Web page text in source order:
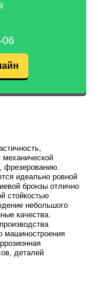
фрезерованию.
идеально ровной
бронзы отлично
стойкостью
небольшого
качества.
машиностроения
деталей